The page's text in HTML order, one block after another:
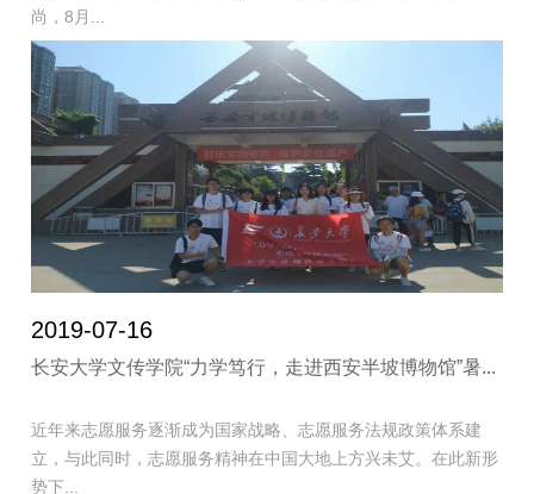
尚，8月...
2019-07-16
长安大学文传学院“力学笃行，走进西安半坡博物馆”暑...
近年来志愿服务逐渐成为国家战略、志愿服务法规政策体系建
立，与此同时，志愿服务精神在中国大地上方兴未艾。在此新形
势下...